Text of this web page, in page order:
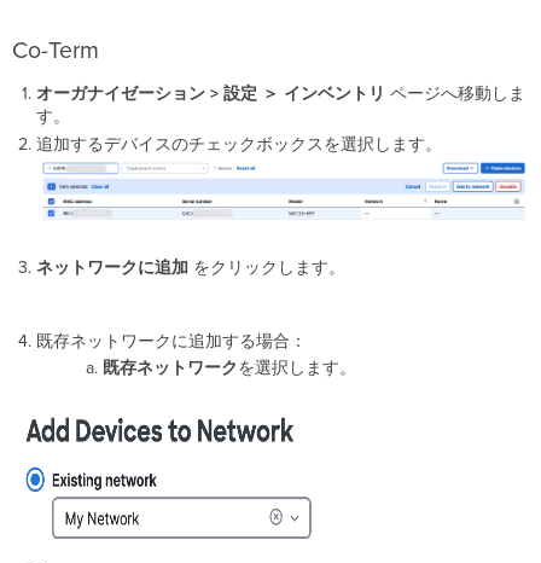
Co-Term
オーガナイゼーション > 設定 ＞ インベントリ ページへ移動しま
す。
追加するデバイスのチェックボックスを選択します。
ネットワークに追加 をクリックします。
既存ネットワークに追加する場合：
既存ネットワークを選択します。